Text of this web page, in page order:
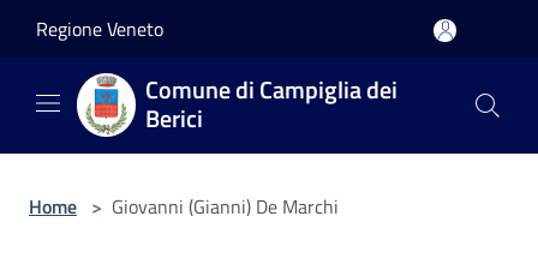
Regione Veneto
Comune di Campiglia dei
Berici
Home > Giovanni (Gianni) De Marchi